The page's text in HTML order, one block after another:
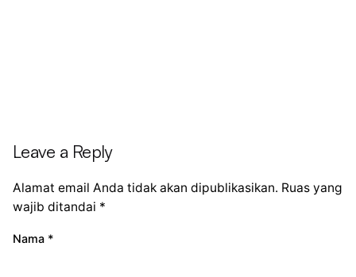
Leave a Reply
Alamat email Anda tidak akan dipublikasikan. Ruas yang
wajib ditandai *
Nama *